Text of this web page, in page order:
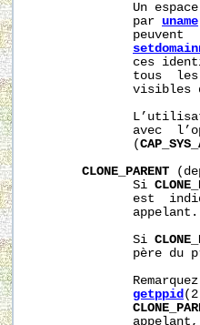
Un
              par
uname
peuvent
ces
tous
visibles
avec
              (
CLONE_PARENT
              Si
est
              appelant.
              Si
père du
getppid